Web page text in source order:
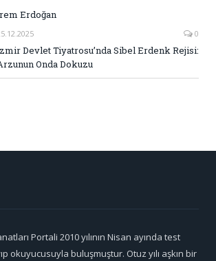
Erdoğan
0
Devlet Tiyatrosu’nda Sibel Erdenk Rejisi:
Onda Dokuzu
Portali 2010 yılının Nisan ayında test
okuyucusuyla buluşmuştur. Otuz yılı aşkın bir